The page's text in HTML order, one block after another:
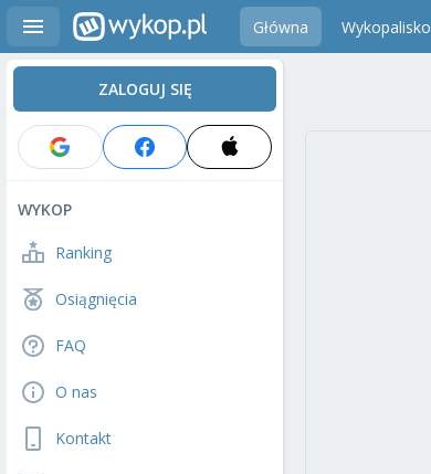
Główna Wykopalisko
ZALOGUJ SIĘ
WYKOP
Ranking
Osiągnięcia
FAQ
O nas
Kontakt